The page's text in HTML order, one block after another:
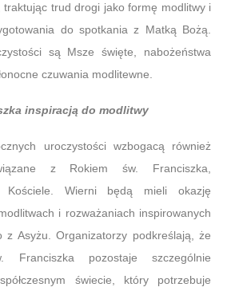
traktując trud drogi jako formę modlitwy i
do spotkania z Matką Bożą.
są Msze święte, nabożeństwa
czuwania modlitewne.
inspiracją do modlitwy
uroczystości wzbogacą również
z Rokiem św. Franciszka,
Kościele. Wierni będą mieli okazję
i rozważaniach inspirowanych
z Asyżu. Organizatorzy podkreślają, że
Franciszka pozostaje szczególnie
świecie, który potrzebuje